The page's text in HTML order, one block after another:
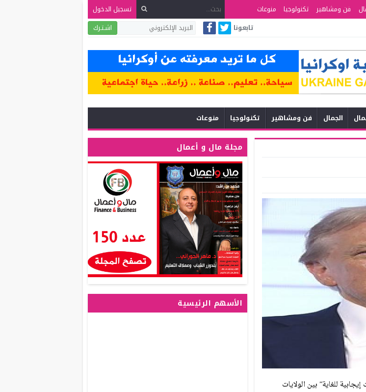
فن ومشاهير تكنولوجيا منوعات
تسجيل الدخول
اشـتـرك تابعونا
الجمال فن ومشاهير تكنولوجيا منوعات
للغاية” بين الولايات
مجلة مال و أعمال
الأسهم الرئيسية